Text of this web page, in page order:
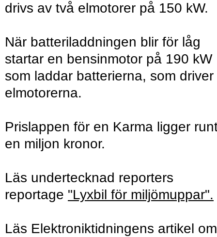
drivs av två elmotorer på 150 kW.
När batteriladdningen blir för låg
startar en bensinmotor på 190 kW
som laddar batterierna, som driver
elmotorerna.
Prislappen för en Karma ligger
en miljon kronor.
Läs undertecknad reporters
reportage "Lyxbil för miljömuppar".
Läs Elektroniktidningens artikel om